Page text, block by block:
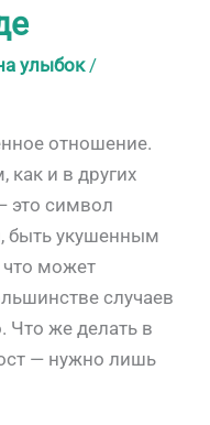
улыбок/
отношение.
как и в других
это символ
быть укушенным
может
случаев
Что же делать в
— нужно лишь